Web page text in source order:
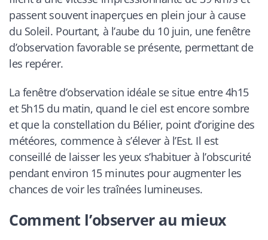
passent souvent inaperçues en plein jour à cause
du Soleil. Pourtant, à l’aube du 10 juin, une fenêtre
d’observation favorable se présente, permettant de
les repérer.
La fenêtre d’observation idéale se situe entre 4h15
et 5h15 du matin, quand le ciel est encore sombre
et que la constellation du Bélier, point d’origine des
météores, commence à s’élever à l’Est. Il est
conseillé de laisser les yeux s’habituer à l’obscurité
pendant environ 15 minutes pour augmenter les
chances de voir les traînées lumineuses.
Comment l’observer au mieux